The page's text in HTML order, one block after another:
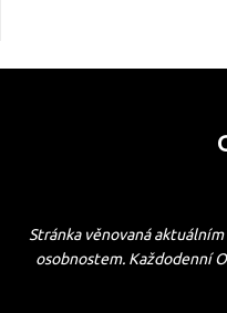
Stránka věnovaná
osobnostem. Každodenní